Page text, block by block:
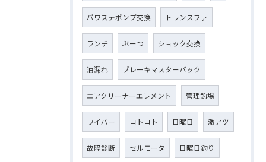
パワステポンプ交換 トランスファ
ランチ ぶーつ ショック交換
油漏れ ブレーキマスターバック
エアクリーナーエレメント 管理釣場
ワイパー コトコト 日曜日 激アツ
故障診断 セルモータ 日曜日釣り